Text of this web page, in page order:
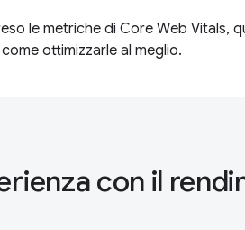
le metriche di Core Web Vitals,
ottimizzarle al meglio.
con il